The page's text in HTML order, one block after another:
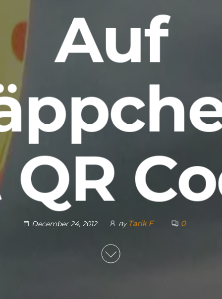
Auf
December 24, 2012 By Tarik F 0